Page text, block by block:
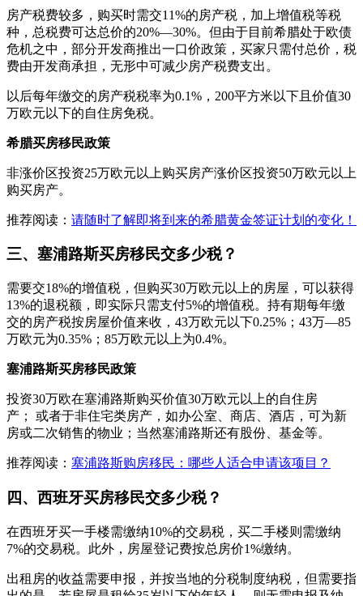
房产税费较多，购买时需交11%的房产税，加上增值税等税
种，总税费可达总价的20%—30%。但由于目前希腊处于欧债
危机之中，部分开发商推出一口价政策，买家只需付总价，税
费由开发商承担，无形中可减少房产税费支出。
以后每年缴交的房产税税率为0.1%，200平方米以下且价值30
万欧元以下的自住房免税。
希腊买房移民政策
非涨价区投资25万欧元以上购买房产涨价区投资50万欧元以上
购买房产。
推荐阅读： 请随时了解即将到来的希腊黄金签证计划的变化！
三、塞浦路斯买房移民交多少税？
需要交18%的增值税，但购买30万欧元以上的房屋，可以获得
13%的退税额，即实际只需支付5%的增值税。持有期每年缴
交的房产税按房屋价值来收，43万欧元以下0.25%；43万—85
万欧元为0.35%；85万欧元以上为0.4%。
塞浦路斯买房移民政策
投资30万欧在塞浦路斯购买价值30万欧元以上的自住房
产； 或者于非住宅类房产，如办公室、商店、酒店，可为新
房或二次销售的物业；当然塞浦路斯还有股份、基金等。
推荐阅读： 塞浦路斯购房移民：哪些人适合申请该项目？
四、西班牙买房移民交多少税？
在西班牙买一手楼需缴纳10%的交易税，买二手楼则需缴纳
7%的交易税。此外，房屋登记费按总房价1%缴纳。
出租房的收益需要申报，并按当地的分税制度纳税，但需要指